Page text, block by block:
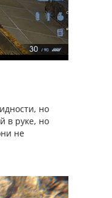
но
в руке, но
не